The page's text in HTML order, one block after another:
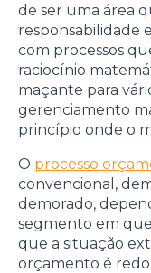
de ser uma área
responsabilidade
com processos
raciocínio
maçante para
gerenciamento
princípio onde o
O processo
convencional,
demorado,
segmento em
que a situação
orçamento é